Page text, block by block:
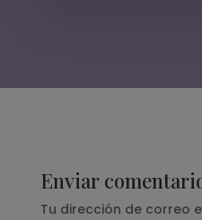
Enviar
Tu dirección de correo